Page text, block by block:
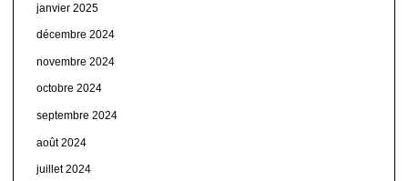
janvier 2025
décembre 2024
novembre 2024
octobre 2024
septembre 2024
août 2024
juillet 2024